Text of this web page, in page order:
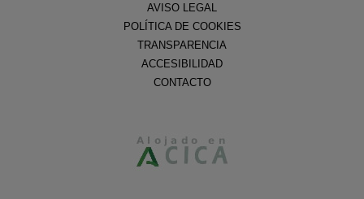
AVISO LEGAL
POLÍTICA DE COOKIES
TRANSPARENCIA
ACCESIBILIDAD
CONTACTO